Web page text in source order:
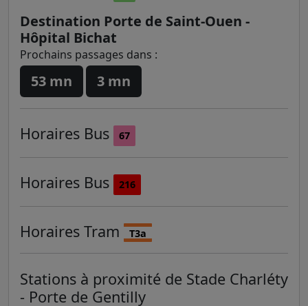
Destination Porte de Saint-Ouen -
Hôpital Bichat
Prochains passages dans :
53 mn 3 mn
Horaires Bus 67
Horaires Bus 216
Horaires Tram T3a
Stations à proximité de Stade Charléty
- Porte de Gentilly